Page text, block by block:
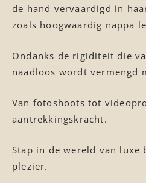
de hand vervaardigd in
zoals hoogwaardig nappa
Ondanks de rigiditeit die
naadloos wordt vermengd
Van fotoshoots tot
aantrekkingskracht.
Stap in de wereld van luxe
plezier.